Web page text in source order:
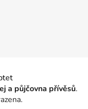
a půjčovna přívěsů.